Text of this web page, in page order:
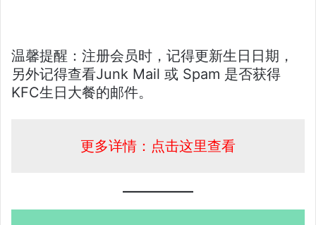
温馨提醒：注册会员时，记得更新生日日期，
另外记得查看Junk Mail 或 Spam 是否获得
KFC生日大餐的邮件。
更多详情：点击这里查看